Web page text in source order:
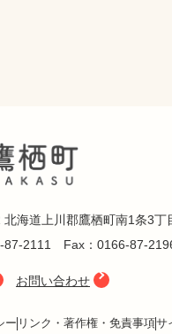
北海道上川郡鷹栖町南1条3丁
87-2111 Fax：0166-87-
お問い合わせ
ー リンク・著作権・免責事項サ